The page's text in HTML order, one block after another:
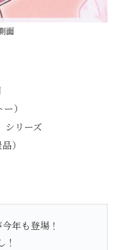
面
）
リーズ
）
年も登場！